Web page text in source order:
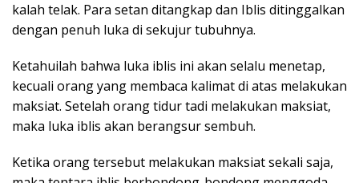
kalah telak. Para setan ditangkap dan Iblis ditinggalkan
dengan penuh luka di sekujur tubuhnya.
Ketahuilah bahwa luka iblis ini akan selalu menetap,
kecuali orang yang membaca kalimat di atas melakukan
maksiat. Setelah orang tidur tadi melakukan maksiat,
maka luka iblis akan berangsur sembuh.
Ketika orang tersebut melakukan maksiat sekali saja,